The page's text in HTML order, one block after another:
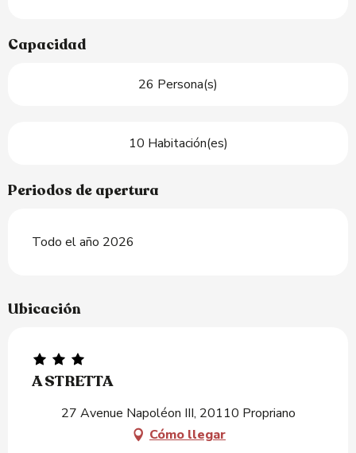
Capacidad
26 Persona(s)
10 Habitación(es)
Periodos de apertura
Todo el año 2026
Ubicación
A STRETTA
27 Avenue Napoléon III, 20110 Propriano
Cómo llegar